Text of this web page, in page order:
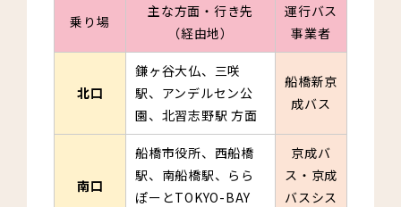
乗り場
主な方面・行き先
（経由地）
運行バス
事業者
北口
鎌ヶ谷大仏、三咲
駅、アンデルセン公
園、北習志野駅 方面
船橋新京
成バス
南口
船橋市役所、西船橋
駅、南船橋駅、らら
ぽーとTOKYO-BAY
京成バ
ス・京成
バスシス